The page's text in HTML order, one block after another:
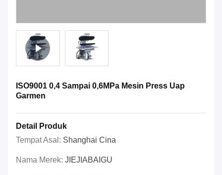
ISO9001 0,4 Sampai 0,6MPa Mesin Press Uap
Garmen
Detail Produk
Tempat Asal: Shanghai Cina
Nama Merek: JIEJIABAIGU